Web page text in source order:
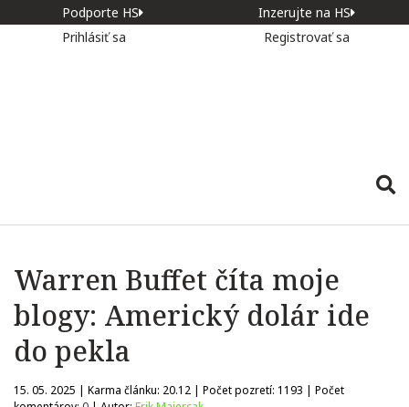
Podporte HS
Inzerujte na HS
Prihlásiť sa
Registrovať sa
Warren Buffet číta moje
blogy: Americký dolár ide
do pekla
15. 05. 2025 | Karma článku: 20.12 | Počet pozretí: 1193 | Počet